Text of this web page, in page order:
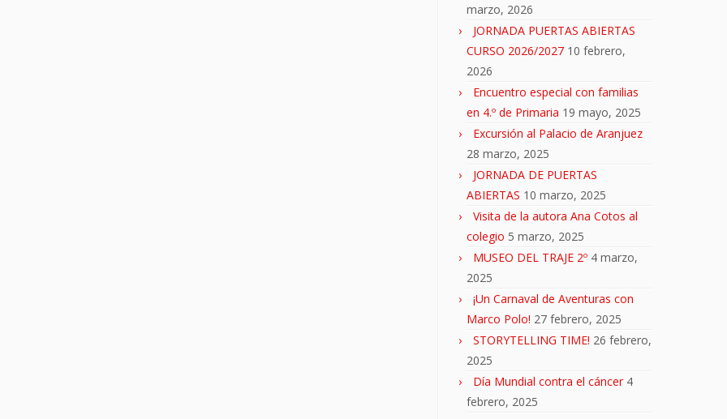
marzo, 2026
JORNADA PUERTAS ABIERTAS
CURSO 2026/2027 10 febrero,
2026
Encuentro especial con familias
en 4.º de Primaria 19 mayo, 2025
Excursión al Palacio de Aranjuez
28 marzo, 2025
JORNADA DE PUERTAS
ABIERTAS 10 marzo, 2025
Visita de la autora Ana Cotos al
colegio 5 marzo, 2025
MUSEO DEL TRAJE 2º 4 marzo,
2025
¡Un Carnaval de Aventuras con
Marco Polo! 27 febrero, 2025
STORYTELLING TIME! 26 febrero,
2025
Día Mundial contra el cáncer 4
febrero, 2025